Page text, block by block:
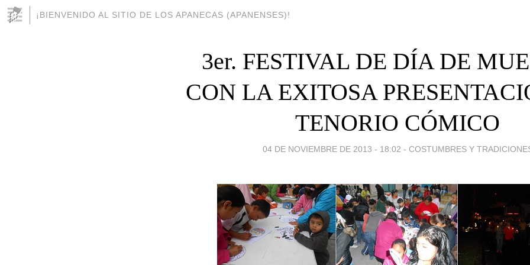
¡BIENVENIDO AL SITIO DE LOS APANECAS (APANENSES)!
3er. FESTIVAL DE DÍA DE
CON LA EXITOSA
TENORIO CÓMICO
04 DE NOVIEMBRE DE 2013 - 18:02 - COSTUMBRES Y